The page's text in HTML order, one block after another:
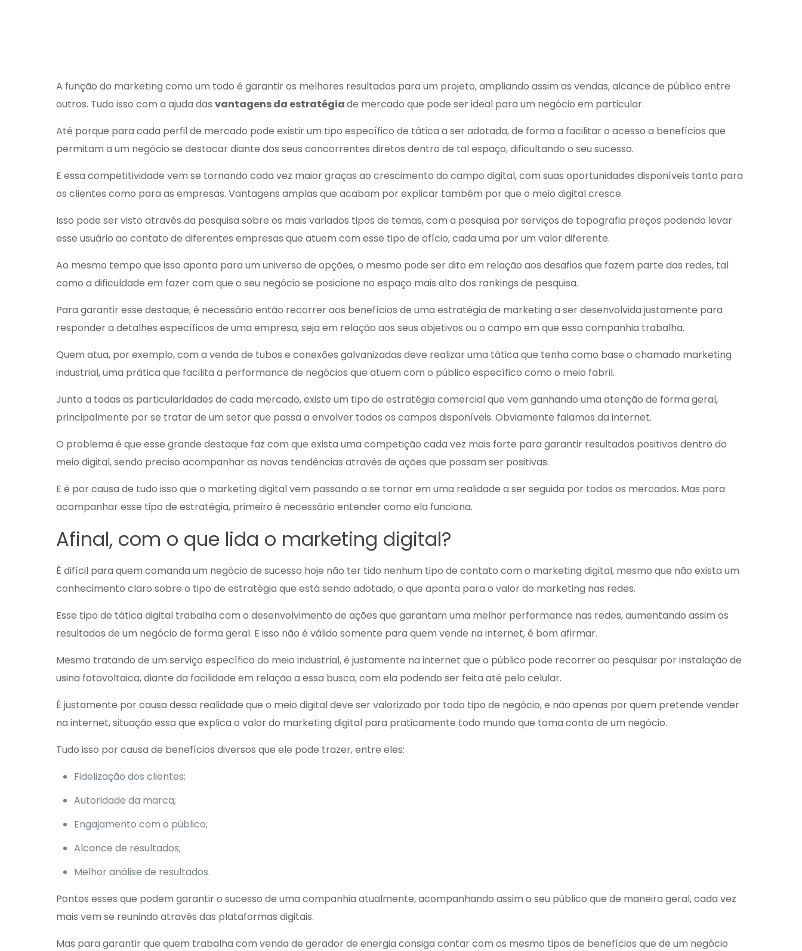
A função do marketing como um todo é garantir os melhores resultados para um projeto, ampliando assim as vendas, alcance de público entre
outros. Tudo isso com a ajuda das vantagens da estratégiade mercado que pode ser ideal para um negócio em particular.
Até porque para cada perfil de mercado pode existir um tipo específico de tática a ser adotada, de forma a facilitar o acesso a benefícios que
permitam a um negócio se destacar diante dos seus concorrentes diretos dentro de tal espaço, dificultando o seu sucesso.
E essa competitividade vem se tornando cada vez maior graças ao crescimento do campo digital, com suas oportunidades disponíveis tanto para
os clientes como para as empresas. Vantagens amplas que acabam por explicar também por que o meio digital cresce.
Isso pode ser visto através da pesquisa sobre os mais variados tipos de temas, com a pesquisa porserviços de topografia preços podendo levar
esse usuário ao contato de diferentes empresas que atuem com esse tipo de ofício, cada uma por um valor diferente.
Ao mesmo tempo que isso aponta para um universo de opções, o mesmo pode ser dito em relação aos desafios que fazem parte das redes, tal
como a dificuldade em fazer com que o seu negócio se posicione no espaço mais alto dos rankings de pesquisa.
Para garantir esse destaque, é necessário então recorrer aos benefícios de uma estratégia de marketing a ser desenvolvida justamente para
responder a detalhes específicos de uma empresa, seja em relação aos seus objetivos ou o campo em que essa companhia trabalha.
Quem atua, por exemplo, com a venda de tubos e conexões galvanizadas deve realizar uma tática que tenha como base o chamado marketing
industrial, uma prática que facilita a performance de negócios que atuem com o público específico como o meio fabril.
Junto a todas as particularidades de cada mercado, existe um tipo de estratégia comercial que vem ganhando uma atenção de forma geral,
principalmente por se tratar de um setor que passa a envolver todos os campos disponíveis. Obviamente falamos da internet.
O problema é que esse grande destaque faz com que exista uma competição cada vez mais forte para garantir resultados positivos dentro do
meio digital, sendo preciso acompanhar as novas tendências através de ações que possam ser positivas.
E é por causa de tudo isso que o marketing digital vem passando a se tornar em uma realidade a ser seguida por todos os mercados. Mas para
acompanhar esse tipo de estratégia, primeiro é necessário entender como ela funciona.
Afinal, com o que lida o marketing digital?
É difícil para quem comanda um negócio de sucesso hoje não ter tido nenhum tipo de contato com o marketing digital, mesmo que não exista um
conhecimento claro sobre o tipo de estratégia que está sendo adotado, o que aponta para o valor do marketing nas redes.
Esse tipo de tática digital trabalha com o desenvolvimento de ações que garantam uma melhor performance nas redes, aumentando assim os
resultados de um negócio de forma geral. E isso não é válido somente para quem vende na internet, é bom afirmar.
Mesmo tratando de um serviço específico do meio industrial, é justamente na internet que o público pode recorrer ao pesquisar porinstalação de
usina fotovoltaica, diante da facilidade em relação a essa busca, com ela podendo ser feita até pelo celular.
É justamente por causa dessa realidade que o meio digital deve ser valorizado por todo tipo de negócio, e não apenas por quem pretende vender
na internet, situação essa que explica o valor do marketing digital para praticamente todo mundo que toma conta de um negócio.
Tudo isso por causa de benefícios diversos que ele pode trazer, entre eles:
Fidelização dos clientes;
Autoridade da marca;
Engajamento com o público;
Alcance de resultados;
Melhor análise de resultados.
Pontos esses que podem garantir o sucesso de uma companhia atualmente, acompanhando assim o seu público que de maneira geral, cada vez
mais vem se reunindo através das plataformas digitais.
Mas para garantir que quem trabalha com venda de gerador de energia consiga contar com os mesmo tipos de benefícios que de um negócio